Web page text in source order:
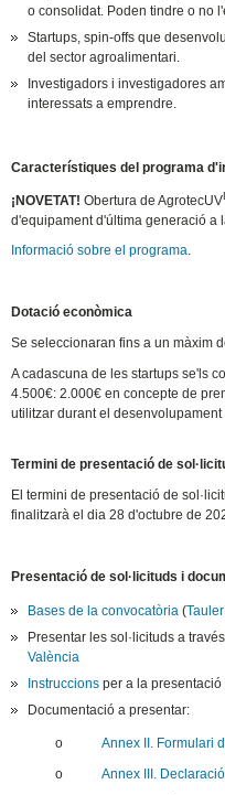
o consolidat. Poden tindre o no
Startups, spin-offs que
del sector agroalimentari.
Investigadors i investigadores
interessats a emprendre.
Característiques del programa
¡NOVETAT! Obertura de AgrotecUV
d'equipament d'última generació a
Informació sobre el programa.
Dotació econòmica
Se seleccionaran fins a un màxim
A cadascuna de les startups se'ls
4.500€: 2.000€ en concepte de
utilitzar durant el
Termini de presentació de
El termini de presentació de
finalitzarà el dia 28 d'octubre de
Presentació de sol·licituds i
Bases de la convocatòria (
Presentar les sol·licituds a través
València
Instruccionsper a la presentació
Documentació a presentar:
o
Annex II. Formulari
o
Annex III.